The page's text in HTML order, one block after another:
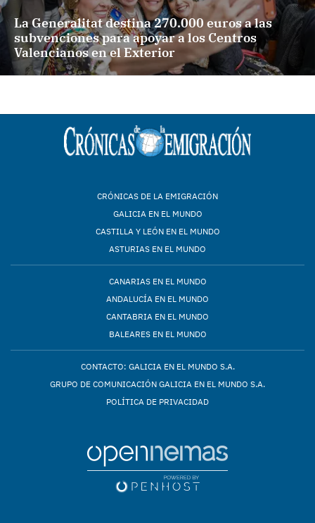
La Generalitat destina 270.000 euros a las
subvenciones para apoyar a los Centros
Valencianos en el Exterior
CRÓNICAS DE LA EMIGRACIÓN
GALICIA EN EL MUNDO
CASTILLA Y LEÓN EN EL MUNDO
ASTURIAS EN EL MUNDO
CANARIAS EN EL MUNDO
ANDALUCÍA EN EL MUNDO
CANTABRIA EN EL MUNDO
BALEARES EN EL MUNDO
CONTACTO: GALICIA EN EL MUNDO S.A.
GRUPO DE COMUNICACIÓN GALICIA EN EL MUNDO S.A.
POLÍTICA DE PRIVACIDAD